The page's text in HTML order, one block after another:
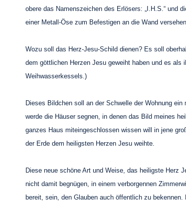
obere das Namenszeichen des Erlösers: „I.H.S.“ und
einer Metall-Öse zum Befestigen an die Wand
Wozu soll das Herz-Jesu-Schild dienen? Es soll
dem göttlichen Herzen Jesu geweiht haben und es
Weihwasserkessels.)
Dieses Bildchen soll an der Schwelle der Wohnung
werde die Häuser segnen, in denen das Bild meines
ganzes Haus miteingeschlossen wissen will in jene
der Erde dem heiligsten Herzen Jesu weihte.
Diese neue schöne Art und Weise, das heiligste Herz
nicht damit begnügen, in einem verborgennen
bereit, sein, den Glauben auch öffentlich zu